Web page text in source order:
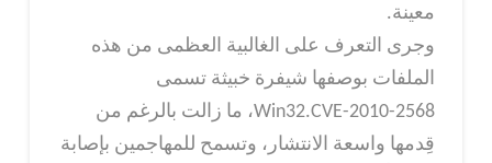
معينة.
وجرى التعرف على الغالبية العظمى من هذه
الملفات بوصفها شيفرة خبيثة تسمى
Win32.CVE-2010-2568، ما زالت بالرغم من
قِدمها واسعة الانتشار، وتسمح للمهاجمين بإصابة